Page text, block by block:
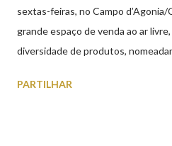
sextas-feiras, no Campo
grande espaço de venda ao ar
diversidade de produtos,
cobres entre muitos outros.
PARTILHAR